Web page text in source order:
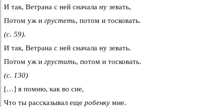
И так, Ветрана с ней сначала ну зевать,
Потом уж и грустеть, потом и тосковать.
(с. 59).
И так, Ветрана с ней сначала ну зевать.
Потом уж и грустить, потом и тосковать.
(с. 130)
[…] я помню, как во сне,
Что ты рассказывал еще робенку мне.